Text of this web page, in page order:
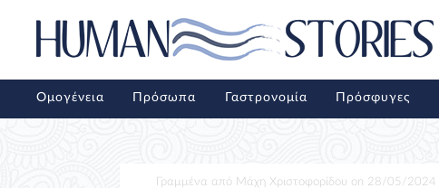
Ομογένεια Πρόσωπα Γαστρονομία Πρόσφυγες
Γραμμένα από Μάχη Χριστοφορίδου on 28/05/2024